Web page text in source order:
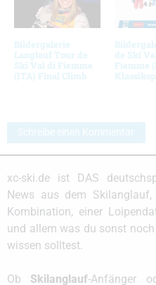
Bildergalerie
Langlauf Tour de
Ski Val di Fiemme
(ITA) Final Climb
de Ski
Fiemme
Schreibe einen Kommentar
xc-ski.de ist DAS
News aus dem
Kombination, einer
und allem was du sonst
wissen solltest.
Ob Skilanglauf-Anfänger